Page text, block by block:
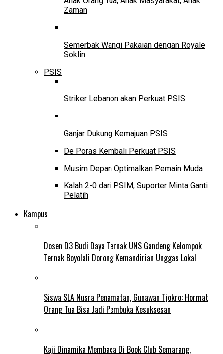
Zaman
Semerbak Wangi Pakaian dengan Royale
Soklin
PSIS
Striker Lebanon akan Perkuat PSIS
Ganjar Dukung Kemajuan PSIS
De Poras Kembali Perkuat PSIS
Musim Depan Optimalkan Pemain Muda
Kalah 2-0 dari PSIM, Suporter Minta Ganti
Pelatih
Kampus
Dosen D3 Budi Daya Ternak UNS Gandeng Kelompok
Ternak Boyolali Dorong Kemandirian Unggas Lokal
Siswa SLA Nusra Penamatan, Gunawan Tjokro: Hormat
Orang Tua Bisa Jadi Pembuka Kesuksesan
Kaji Dinamika Membaca Di Book Club Semarang,